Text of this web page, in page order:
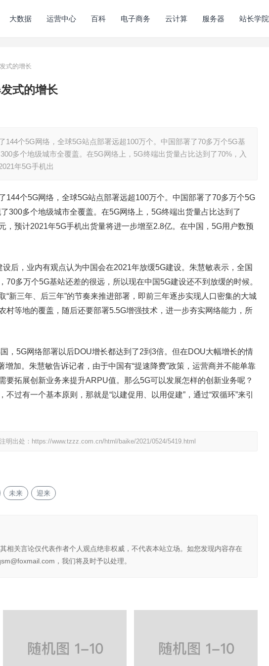
大数据 运营中心 百科 电子商务 云计算 服务器 站长学院
式的增长
式的增长
144个5G网络，全球5G站点部署远超100万个。中国部署了70多万个5G基
多个地级城市全覆盖。在5G网络上，5G终端出货量占比达到了70%，入
年5G手机出
144个5G网络，全球5G站点部署远超100万个。中国部署了70多万个5G
300多个地级城市全覆盖。在5G网络上，5G终端出货量占比达到了
，预计2021年5G手机出货量将进一步增至2.8亿。在中国，5G用户数预
，业内有观点认为中国会在2021年放缓5G建设。朱慧敏表示，全国
70多万个5G基站还差的很远，所以现在中国5G建设还不到放缓的时候。
“新三年、后三年”的节奏来推进部署，即前三年逐步实现人口密集的大城
村等地的覆盖，随后还要部署5.5G增强技术，进一步夯实网络能力，所
5G网络部署以后DOU增长都达到了2到3倍。但在DOU大幅增长的情
加。朱慧敏告诉记者，由于中国有“提速降费”政策，运营商并不能单靠
要拓展创新业务来提升ARPU值。那么5G可以发展怎样的创新业务呢？
过有一个基本原则，那就是“以建促用、以用促建”，通过“双循环”来引
明出处： https://www.tzzz.com.cn/html/baike/2021/0524/5419.html
未来 迎来
相关言论仅代表作者个人观点绝非权威，不代表本站立场。如您发现内容存在
，我们将及时予以处理。